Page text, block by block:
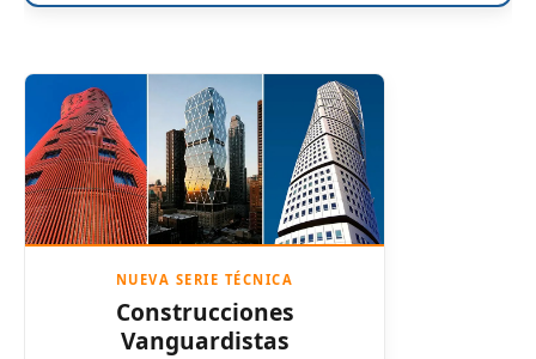
NUEVA SERIE TÉCNICA
Construcciones
Vanguardistas